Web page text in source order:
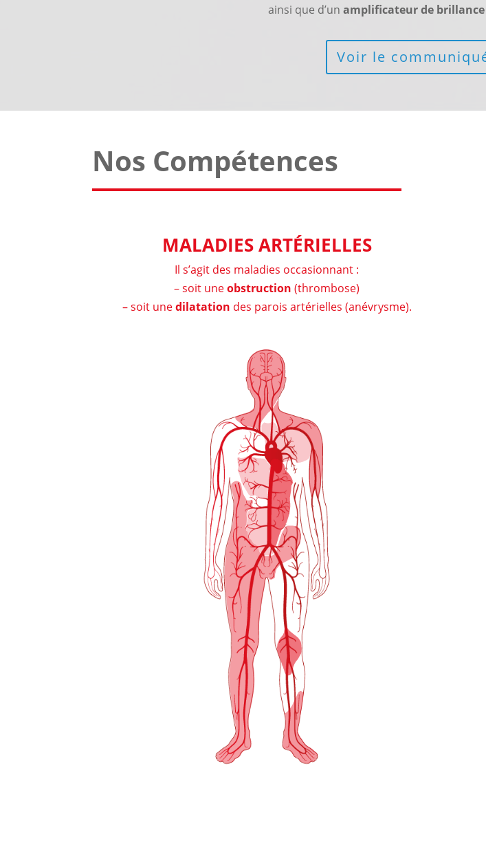
ainsi que d’un amplificateur de
Voir le
Nos Compétences
MALADIES ARTÉRIELLES
Il s’agit des maladies occasionnant :
– soit uneobstruction (thrombose)
– soit unedilatation des parois artérielles (anévrysme).